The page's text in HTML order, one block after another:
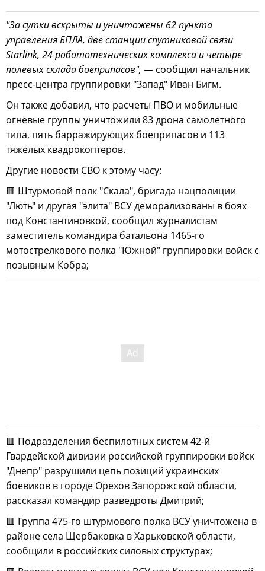
"За сутки вскрыты и уничтожены 62 пункта
управления БПЛА, две станции спутниковой связи
Starlink, 24 робототехнических комплекса и четыре
полевых склада боеприпасов", — сообщил начальник
пресс-центра группировки "Запад" Иван Бигм.
Он также добавил, что расчеты ПВО и мобильные
огневые группы уничтожили 83 дрона самолетного
типа, пять барражирующих боеприпасов и 113
тяжелых квадрокоптеров.
Другие новости СВО к этому часу:
🟥 Штурмовой полк "Скала", бригада нацполиции
"Лють" и другая "элита" ВСУ деморализованы в боях
под Константиновкой, сообщил журналистам
заместитель командира батальона 1465-го
мотострелкового полка "Южной" группировки войск с
позывным Кобра;
🟥 Подразделения беспилотных систем 42-й
Гвардейской дивизии российской группировки войск
"Днепр" разрушили цепь позиций украинских
боевиков в городе Орехов Запорожской области,
рассказал командир разведроты Дмитрий;
🟥 Группа 475-го штурмового полка ВСУ уничтожена в
районе села Щербаковка в Харьковской области,
сообщили в российских силовых структурах;